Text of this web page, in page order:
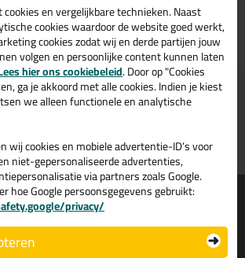
Gratisbezorging inNL & BE
vanaf75,-
PostNL afhaalpunt: kies zelf
wanneer je afhaalt
Over ons
Wie wij zijn?
Vacatures bij kitcentrum.nl
en vergelijkbare technieken. Naast
cookies waardoor de website goed werkt,
cookies zodat wij en derde partijen jouw
volgen en persoonlijke content kunnen laten
hier ons cookiebeleid. Door op "Cookies
ga je akkoord met alle cookies. Indien je kiest
we alleen functionele en analytische
wij cookies en mobiele advertentie-ID’s voor
niet-gepersonaliseerde advertenties,
via partners zoals Google.
hoe Google persoonsgegevens gebruikt:
privacy/